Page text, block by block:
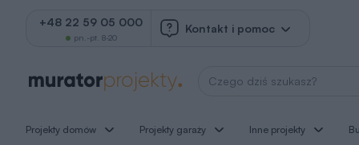
+48 22 59 05 000
pn.-pt. 8-20
Kontakt i pomoc
Wyszukaj projekt
Projekty domów Projekty garaży Inne projekty